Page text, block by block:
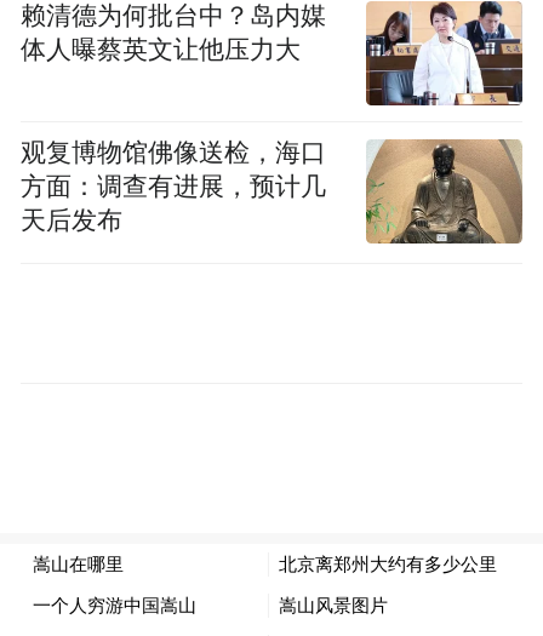
着气温进一步升高，西董街道街道其他各类
春花也将陆续绽放，为市民带来一场又一场
来源：闪电新闻
赖清德为何批台中？岛内媒
体人曝蔡英文让他压力大
观复博物馆佛像送检，海口
方面：调查有进展，预计几
天后发布